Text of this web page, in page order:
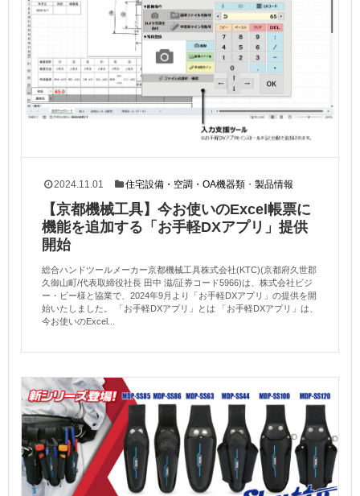
2024.11.01 住宅設備・空調・OA機器類 ・製品情報
【京都機械工具】今お使いのExcel帳票に
機能を追加する「お手軽DXアプリ」提供
開始
総合ハンドツールメーカー京都機械工具株式会社(KTC)(京都府久世郡
久御山町/代表取締役社長 田中 滋/証券コード5966)は、株式会社ビジ
ー・ビー様と協業で、2024年9月より「お手軽DXアプリ」の提供を開
始いたしました。 「お手軽DXアプリ」とは 「お手軽DXアプリ」は、
今お使いのExcel...